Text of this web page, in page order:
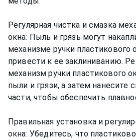
Регулярная чистка и смазка
окна: Пыль и грязь могут
механизме ручки пластикового
привести к ее заклиниванию.
механизм ручки пластикового
пыли и грязи, а затем нанесите
части, чтобы обеспечить
Правильная установка и
окна: Убедитесь, что